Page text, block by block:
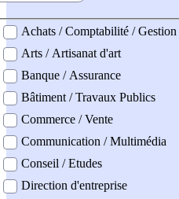
professionel
Achats / Comptabilité / Gestion
Arts / Artisanat d'art
Banque / Assurance
Bâtiment / Travaux Publics
Commerce / Vente
Communication / Multimédia
Conseil / Etudes
Direction d'entreprise